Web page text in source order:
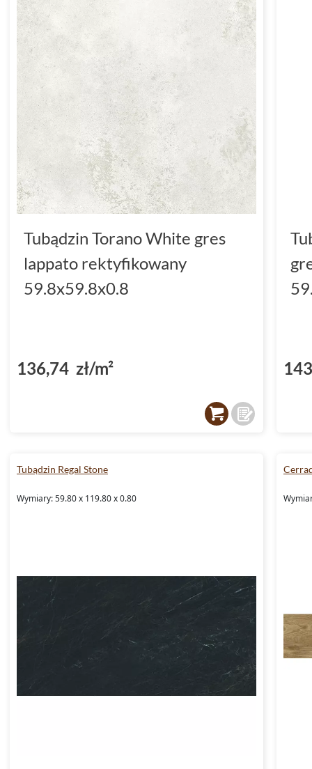
Tubądzin Torano White gres
lappato rektyfikowany
59.8x59.8x0.8
136,74 zł/m²
Tubądzin Regal Stone
Wymiary: 59.80 x 119.80 x 0.80